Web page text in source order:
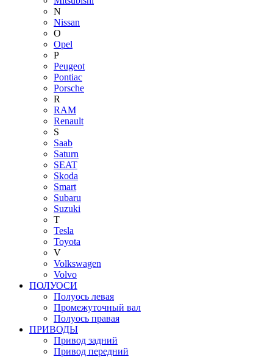
N
Nissan
O
Opel
P
Peugeot
Pontiac
Porsche
R
RAM
Renault
S
Saab
Saturn
SEAT
Skoda
Smart
Subaru
Suzuki
T
Tesla
Toyota
V
Volkswagen
Volvo
ПОЛУОСИ
Полуось левая
Промежуточный вал
Полуось правая
ПРИВОДЫ
Привод задний
Привод передний